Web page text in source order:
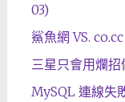
03)
鯊魚網 VS.
三星只會用爛
MySQL 連線失